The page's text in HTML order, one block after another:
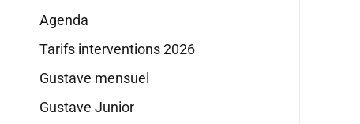
Agenda
Tarifs interventions 2026
Gustave mensuel
Gustave Junior